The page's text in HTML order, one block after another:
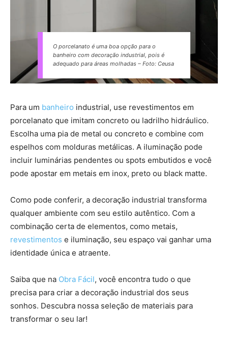
O porcelanato é uma boa opção para o
banheiro com decoração industrial, pois é
adequado para áreas molhadas – Foto: Ceusa
Para um banheiro industrial, use revestimentos em
porcelanato que imitam concreto ou ladrilho hidráulico.
Escolha uma pia de metal ou concreto e combine com
espelhos com molduras metálicas. A iluminação pode
incluir luminárias pendentes ou spots embutidos e você
pode apostar em metais em inox, preto ou black matte.
Como pode conferir, a decoração industrial transforma
qualquer ambiente com seu estilo autêntico. Com a
combinação certa de elementos, como metais,
revestimentos e iluminação, seu espaço vai ganhar uma
identidade única e atraente.
Saiba que na Obra Fácil, você encontra tudo o que
precisa para criar a decoração industrial dos seus
sonhos. Descubra nossa seleção de materiais para
transformar o seu lar!